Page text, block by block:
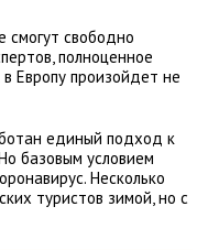
смогут свободно
полноценное
Европу произойдет не
единый подход к
базовым условием
Несколько
туристов зимой, но с